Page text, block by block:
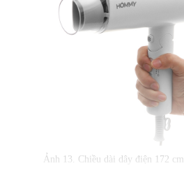
Ảnh 13. Chiều dài dây điện 172 cm